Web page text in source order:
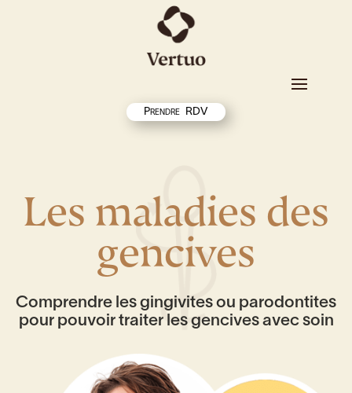
Prendre RDV
Les maladies des
gencives
Comprendre les gingivites ou parodontites
pour pouvoir traiter les gencives avec soin